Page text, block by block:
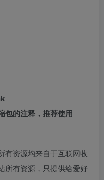
包的注释，推荐使用
有资源均来自于互联网收
所有资源，只提供给爱好